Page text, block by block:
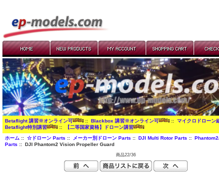
Betaflight 講習※オンライン可 :: Blackbox 講習※オンライン可 :: マイクロドローン
Betaflight特別講習
:: 【二等国家資格】ドローン講習
ホーム:: ☆ドローン Parts :: メーカー別ドローン Parts :: DJI Multi Rotor Parts ::
Parts :: DJI Phantom2 Vision Propeller Guard
商品22/36